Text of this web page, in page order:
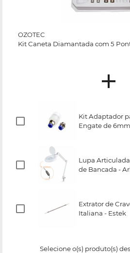
OZOTEC
Kit Caneta Diamantada com 5
Kit Adaptador
Engate de
Lupa
de Bancada -
Extrator de
Italiana - Estek
Selecione o(s) produto(s)